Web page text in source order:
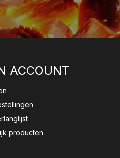
ACCOUNT
producten